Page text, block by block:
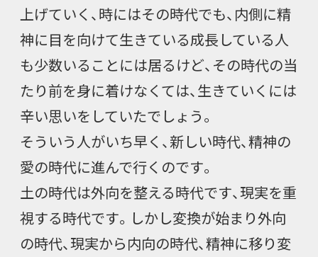
上げていく、時にはその時代でも、内側に精
神に目を向けて生きている成長している人
も少数いることには居るけど、その時代の当
たり前を身に着けなくては、生きていくには
辛い思いをしていたでしょう。
そういう人がいち早く、新しい時代、精神の
愛の時代に進んで行くのです。
土の時代は外向を整える時代です、現実を重
視する時代です。しかし変換が始まり外向
の時代、現実から内向の時代、精神に移り変